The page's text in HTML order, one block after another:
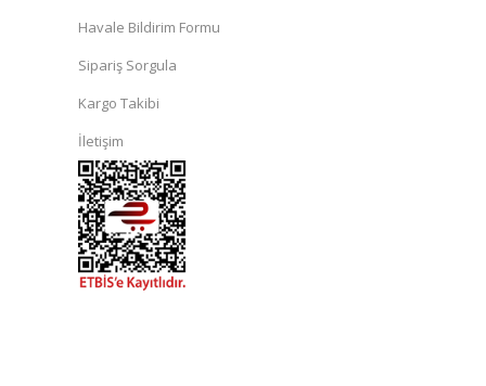
Havale Bildirim Formu
Sipariş Sorgula
Kargo Takibi
İletişim